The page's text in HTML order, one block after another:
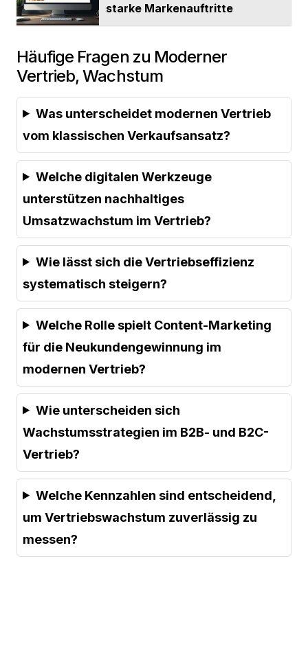
starke Markenauftritte
Häufige Fragen zu Moderner
Vertrieb, Wachstum
Was unterscheidet modernen Vertrieb
vom klassischen Verkaufsansatz?
Welche digitalen Werkzeuge
unterstützen nachhaltiges
Umsatzwachstum im Vertrieb?
Wie lässt sich die Vertriebseffizienz
systematisch steigern?
Welche Rolle spielt Content-Marketing
für die Neukundengewinnung im
modernen Vertrieb?
Wie unterscheiden sich
Wachstumsstrategien im B2B- und B2C-
Vertrieb?
Welche Kennzahlen sind entscheidend,
um Vertriebswachstum zuverlässig zu
messen?